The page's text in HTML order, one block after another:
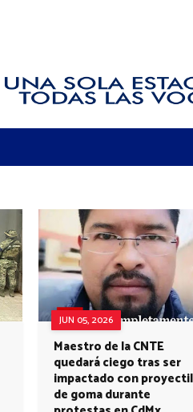
JUN 05, 2026
Maestro de la CNTE
quedará ciego tras ser
impactado con proyectil
de goma durante